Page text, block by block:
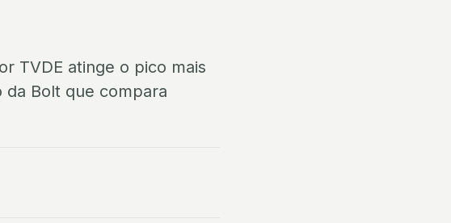
TVDE atinge o pico mais
da Bolt que compara